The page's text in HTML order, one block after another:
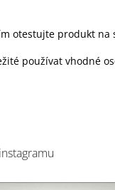
otestujte produkt na
používat vhodné
instagramu